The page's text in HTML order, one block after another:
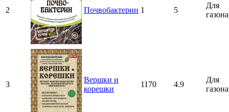
2 Почвобактерин 1 5
Для
газона
3
Вершки и
корешки
1170 4.9
Для
газона